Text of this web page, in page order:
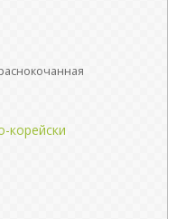
корейски